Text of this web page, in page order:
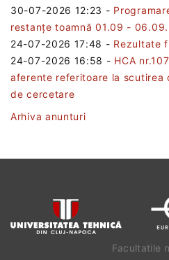
30-07-2026 12:23 -
restanțe toamnă 01.09 -
24-07-2026 17:48 - Rezultate
24-07-2026 16:58 - HCA
aferente referitoare la scutirea
de cercetare
Arhiva anunturi
Facultatile